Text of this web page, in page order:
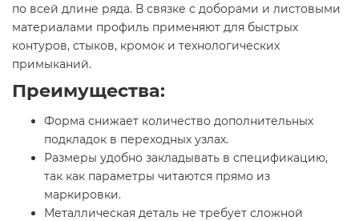
по всей длине ряда. В связке с доборами и листовыми
материалами профиль применяют для быстрых
контуров, стыков, кромок и технологических
примыканий.
Преимущества:
Форма снижает количество дополнительных
подкладок в переходных узлах.
Размеры удобно закладывать в спецификацию,
так как параметры читаются прямо из
маркировки.
Металлическая деталь не требует сложной